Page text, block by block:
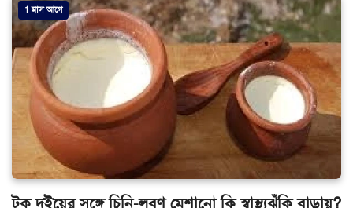
1 মাস আগে
টক দইয়ের সঙ্গে চিনি-লবণ মেশানো কি স্বাস্থ্যঝুঁকি বাড়ায়?